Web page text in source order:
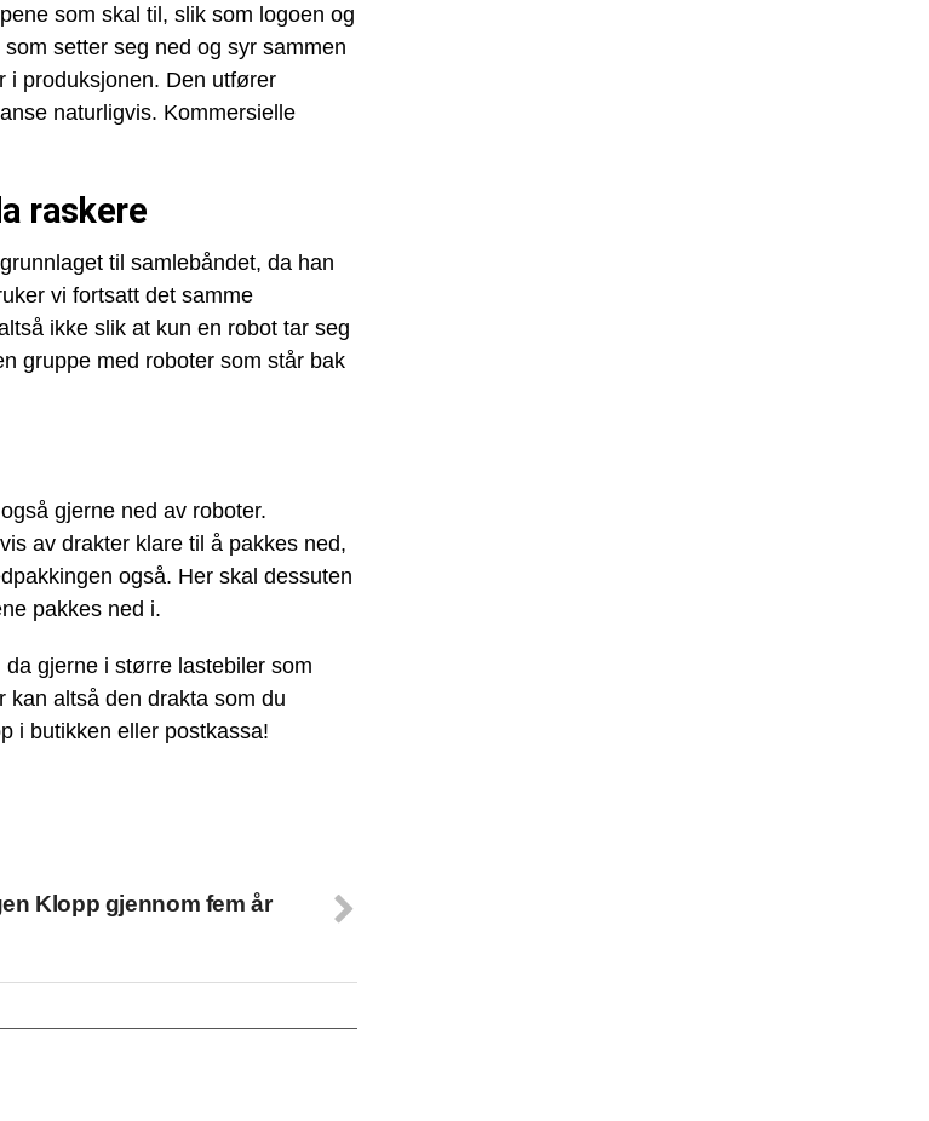
som skal til, slik som logoen og
setter seg ned og syr sammen
i produksjonen. Den utfører
naturligvis. Kommersielle
raskere
til samlebåndet, da han
vi fortsatt det samme
ikke slik at kun en robot tar seg
gruppe med roboter som står bak
gjerne ned av roboter.
av drakter klare til å pakkes ned,
også. Her skal dessuten
pakkes ned i.
gjerne i større lastebiler som
kan altså den drakta som du
i butikken eller postkassa!
Klopp gjennom fem år